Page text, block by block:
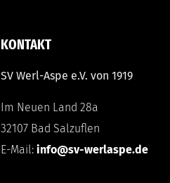
KONTAKT
SV Werl-Aspe e.V. von 1919
Im Neuen Land 28a
32107 Bad Salzuflen
E-Mail: info@sv-werlaspe.de